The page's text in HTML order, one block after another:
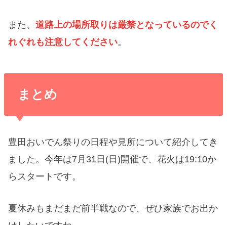
また、道路上の場所取りは厳禁となっているのでく
れぐれも注意してください。
まとめ
豊田おいでん祭りの日程や見所について紹介してき
ました。今年は7月31日(日)開催で、花火は19:10か
らスタート です。
夏休みもまだまだ前半戦なので、ぜひ家族でお出か